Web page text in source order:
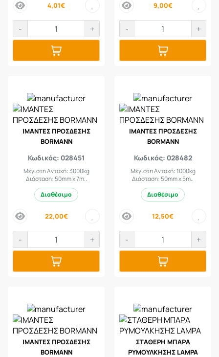
price 4,01€
- +
price 9,00€
- +
ΙΜΑΝΤΕΣ ΠΡΟΣΔΕΣΗΣ
BORMANN
Κωδικός: 028451
Μέγιστη Αντοχή: 3000kg
Διάσταση: 50mm x 7m..
Διαθέσιμο
price 22,00€
- +
ΙΜΑΝΤΕΣ ΠΡΟΣΔΕΣΗΣ
BORMANN
Κωδικός: 028482
Μέγιστη Αντοχή: 1000kg
Διάσταση: 50mm x 5m..
Διαθέσιμο
price 12,50€
- +
ΙΜΑΝΤΕΣ ΠΡΟΣΔΕΣΗΣ
BORMANN
ΣΤΑΘΕΡΗ ΜΠΑΡΑ
ΡΥΜΟΥΛΚΗΣΗΣ LAMPA